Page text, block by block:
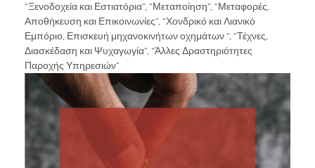
“Ξενοδοχεία και Εστιατόρια”, “Μεταποίηση”, “Μεταφορές,
Αποθήκευση και Επικοινωνίες”, “Χονδρικό και Λιανικό
Εμπόριο, Επισκευή μηχανοκινήτων οχημάτων “, “Τέχνες,
Διασκέδαση και Ψυχαγωγία”, “Άλλες Δραστηριότητες
Παροχής Υπηρεσιών”.